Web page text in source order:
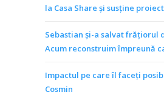
la Casa Share și susține
Sebastian și-a salvat frățiorul
Acum reconstruim împreună
Impactul pe care îl faceți
Cosmin